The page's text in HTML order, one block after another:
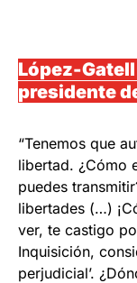
López-
presidente
“Tenemos que
libertad. ¿Cómo
puedes
libertades (…)
ver, te castigo
Inquisición,
perjudicial’.